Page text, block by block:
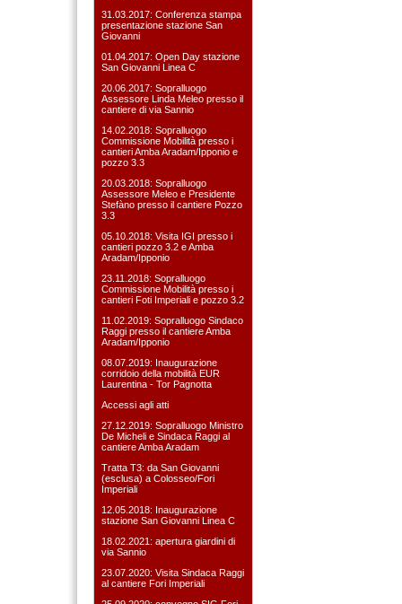
31.03.2017: Conferenza stampa
presentazione stazione San
Giovanni
01.04.2017: Open Day stazione
San Giovanni Linea C
20.06.2017: Sopralluogo
Assessore Linda Meleo presso il
cantiere di via Sannio
14.02.2018: Sopralluogo
Commissione Mobilità presso i
cantieri Amba Aradam/Ipponio e
pozzo 3.3
20.03.2018: Sopralluogo
Assessore Meleo e Presidente
Stefàno presso il cantiere Pozzo
3.3
05.10.2018: Visita IGI presso i
cantieri pozzo 3.2 e Amba
Aradam/Ipponio
23.11.2018: Sopralluogo
Commissione Mobilità presso i
cantieri Foti Imperiali e pozzo 3.2
11.02.2019: Sopralluogo Sindaco
Raggi presso il cantiere Amba
Aradam/Ipponio
08.07.2019: Inaugurazione
corridoio della mobilità EUR
Laurentina - Tor Pagnotta
Accessi agli atti
27.12.2019: Sopralluogo Ministro
De Micheli e Sindaca Raggi al
cantiere Amba Aradam
Tratta T3: da San Giovanni
(esclusa) a Colosseo/Fori
Imperiali
12.05.2018: Inaugurazione
stazione San Giovanni Linea C
18.02.2021: apertura giardini di
via Sannio
23.07.2020: Visita Sindaca Raggi
al cantiere Fori Imperiali